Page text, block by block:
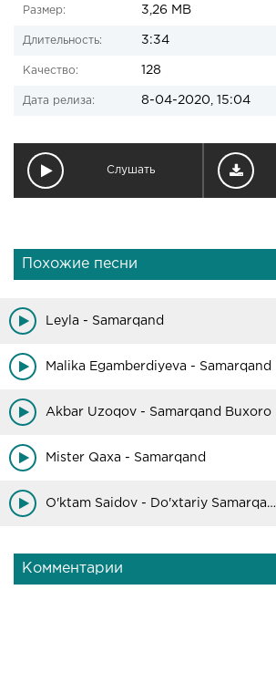
Размер: 3,26 MB
Длительность: 3:34
Качество: 128
Дата релиза: 8-04-2020, 15:04
Слушать
Похожие песни
Leyla - Samarqand
Malika Egamberdiyeva - Samarqand
Akbar Uzoqov - Samarqand Buxoro
Mister Qaxa - Samarqand
O'ktam Saidov - Do'xtariy Samarqand
Комментарии